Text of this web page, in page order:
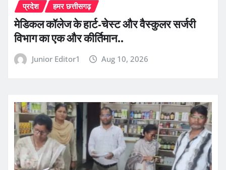
प्रदेश हमर छत्तीसगढ़
​मेडिकल कॉलेज के हार्ट-चेस्ट और वैस्कुलर सर्जरी
विभाग का एक और कीर्तिमान..
Junior Editor1 Aug 10, 2026